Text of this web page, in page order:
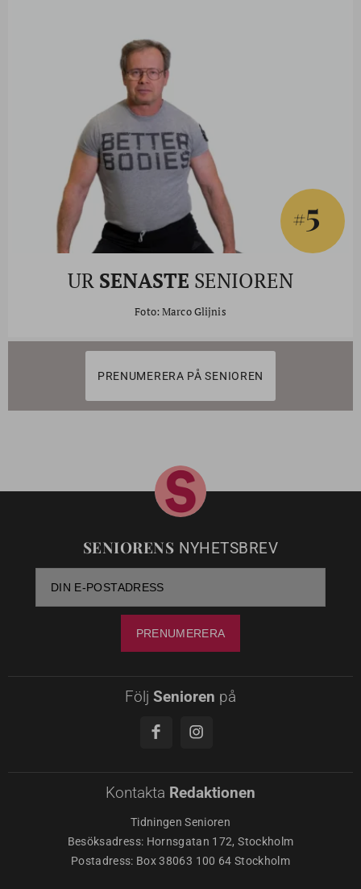
#5
UR SENASTE SENIOREN
Foto: Marco Glijnis
PRENUMERERA PÅ SENIOREN
SENIORENS NYHETSBREV
Följ Senioren på
Kontakta Redaktionen
Tidningen Senioren
Besöksadress: Hornsgatan 172, Stockholm
Postadress: Box 38063 100 64 Stockholm